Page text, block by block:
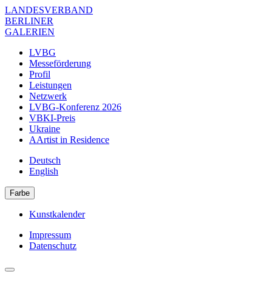
Direkt
zum
Inhalt
LANDESVERBAND
BERLINER
GALERIEN
Navigation
Verband
LVBG
Messeförderung
Profil
Leistungen
Netzwerk
LVBG-Konferenz 2026
VBKI-Preis
Ukraine
AArtist in Residence
Deutsch
English
Farbe
Navigation
Meta
Kunstkalender
Navigation
Footer
Impressum
Datenschutz